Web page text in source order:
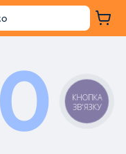
0
КНОПКА
ЗВ'ЯЗКУ